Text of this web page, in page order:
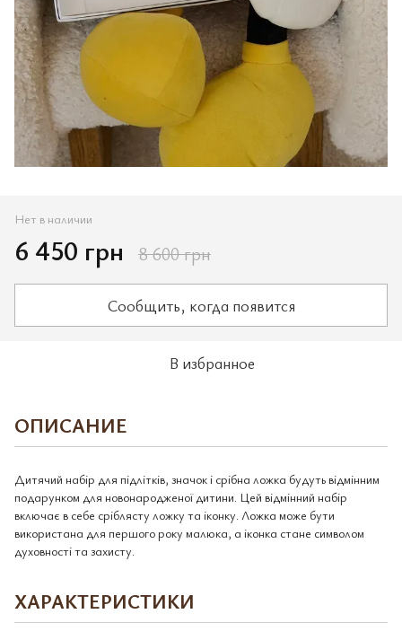
Нет в наличии
6 450 грн 8 600 грн
Сообщить, когда появится
В избранное
ОПИСАНИЕ
Дитячий набір для підлітків, значок і срібна ложка будуть відмінним
подарунком для новонародженої дитини. Цей відмінний набір
включає в себе сріблясту ложку та іконку. Ложка може бути
використана для першого року малюка, а іконка стане символом
духовності та захисту.
ХАРАКТЕРИСТИКИ